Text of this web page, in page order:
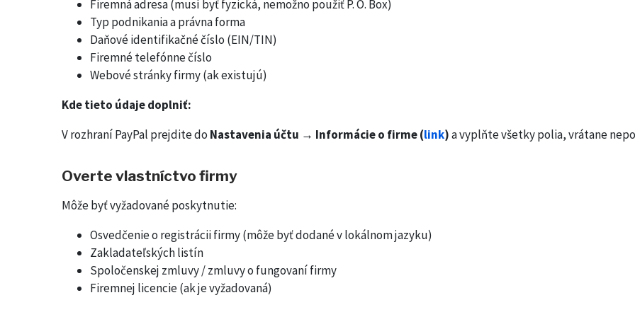
Firemná adresa (musí byť fyzická, nemožno použiť P. O. Box)
Typ podnikania a právna forma
Daňové identifikačné číslo (EIN/TIN)
Firemné telefónne číslo
Webové stránky firmy (ak existujú)
Kde tieto údaje doplniť:
V rozhraní PayPal prejdite do Nastavenia účtu → Informácie o firme (link)a vyplňte všetky polia, vrátane
Overte vlastníctvo firmy
Môže byť vyžadované poskytnutie:
Osvedčenie o registrácii firmy (môže byť dodané v lokálnom jazyku)
Zakladateľských listín
Spoločenskej zmluvy / zmluvy o fungovaní firmy
Firemnej licencie (ak je vyžadovaná)